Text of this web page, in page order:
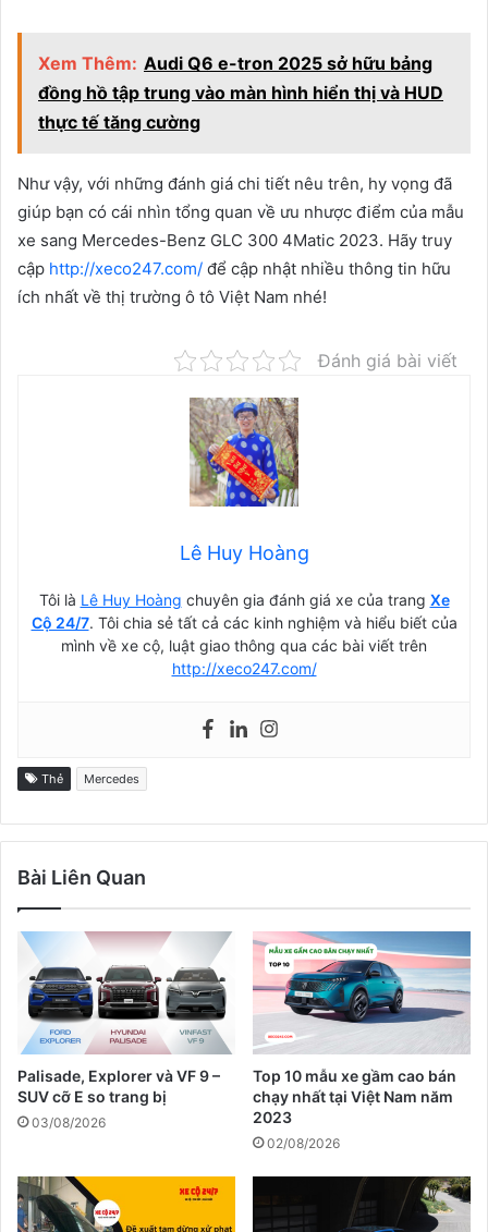
Xem Thêm: Audi Q6 e-tron 2025 sở hữu bảng
đồng hồ tập trung vào màn hình hiển thị và HUD
thực tế tăng cường
Như vậy, với những đánh giá chi tiết nêu trên, hy vọng đã
giúp bạn có cái nhìn tổng quan về ưu nhược điểm của mẫu
xe sang Mercedes-Benz GLC 300 4Matic 2023. Hãy truy
cập http://xeco247.com/ để cập nhật nhiều thông tin hữu
ích nhất về thị trường ô tô Việt Nam nhé!
Đánh giá bài viết
Lê Huy Hoàng
Tôi là Lê Huy Hoàng chuyên gia đánh giá xe của trang Xe
Cộ 24/7. Tôi chia sẻ tất cả các kinh nghiệm và hiểu biết của
mình về xe cộ, luật giao thông qua các bài viết trên
http://xeco247.com/
Thẻ Mercedes
Bài Liên Quan
Palisade, Explorer và VF 9 –
SUV cỡ E so trang bị
03/08/2026
Top 10 mẫu xe gầm cao bán
chạy nhất tại Việt Nam năm
2023
02/08/2026